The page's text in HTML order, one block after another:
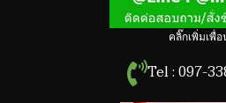
คลิ๊กเพิ่มเพื่อ
Tel : 097-